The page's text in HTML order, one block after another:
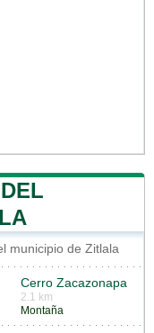
municipio de Zitlala
Cerro Zacazonapa
2.1 km
Montaña